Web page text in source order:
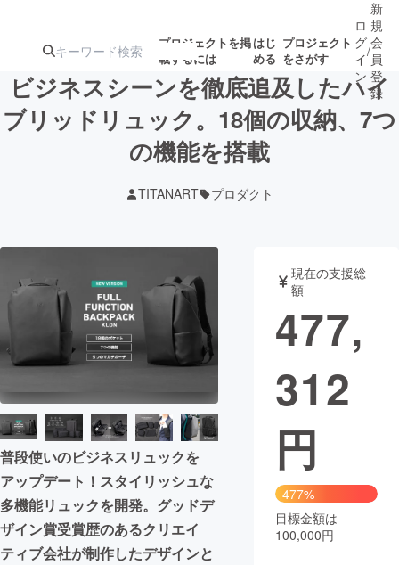
プロジェクトを掲
載するには
はじ
める
プロジェクト
をさがす
注目の新着プロ募集終了が近いプ
ロジェクト
テクノロジー・ガジェット
映像・映画 書籍・雑誌
チャレンジ
まちづくり・地域活性化
CAMPFIRE for Social Good
CAMPFIRE Creation
CAMPFIREふるさと納税machi-ya コミュニティ
ロ
グ
イ
ン
/
新
規
会
員
登
録
ビジネスシーンを徹底追及したハイ
ブリッドリュック。18個の収納、7つ
の機能を搭載
TITANART プロダクト
普段使いのビジネスリュックを
アップデート！スタイリッシュな
多機能リュックを開発。グッドデ
ザイン賞受賞歴のあるクリエイ
ティブ会社が制作したデザインと
現在の支援総
額
477,
312
円
477%
目標金額は
100,000円